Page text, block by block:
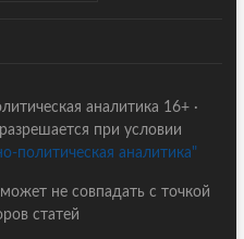
аналитика 16+ ·
при условии
политическая аналитика"
не совпадать с точкой
статей